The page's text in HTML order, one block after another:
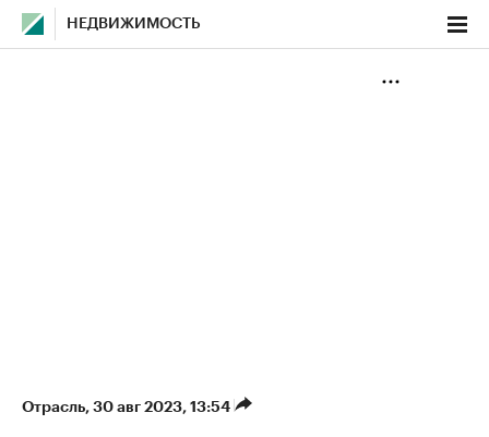
НЕДВИЖИМОСТЬ
Отрасль⁠, 30 авг 2023, 13:54